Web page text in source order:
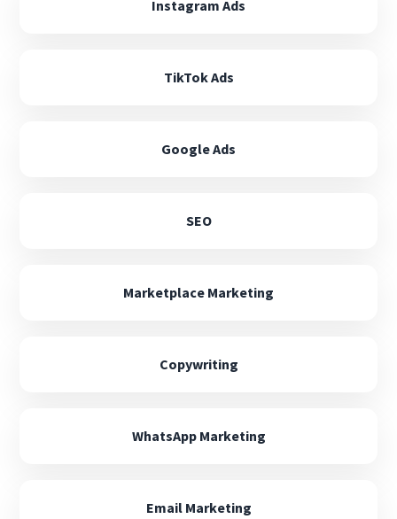
Instagram Ads
TikTok Ads
Google Ads
SEO
Marketplace Marketing
Copywriting
WhatsApp Marketing
Email Marketing